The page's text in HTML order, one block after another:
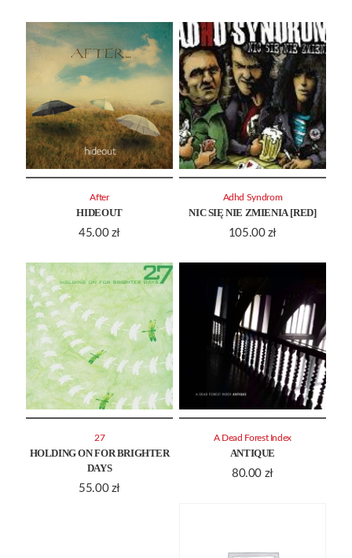
HIDEOUT
45.00 zł
After
NIC SIĘ NIE ZMIENIA [RED]
105.00 zł
Adhd Syndrom
HOLDING ON FOR BRIGHTER
DAYS
55.00 zł
27
ANTIQUE
80.00 zł
A Dead Forest Index